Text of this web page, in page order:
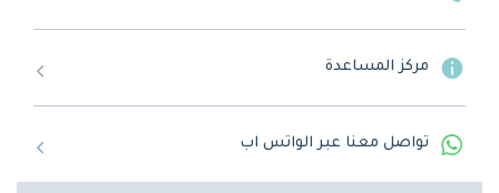
مركز المساعدة
تواصل معنا عبر الواتس اب